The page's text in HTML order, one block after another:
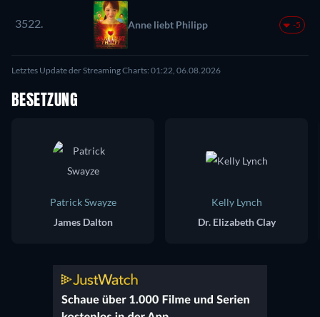
3522. Anne liebt Philipp -5
Letztes Update der Streaming Charts: 01:22, 06.08.2026
BESETZUNG
Patrick Swayze
James Dalton
Kelly Lynch
Dr. Elizabeth Clay